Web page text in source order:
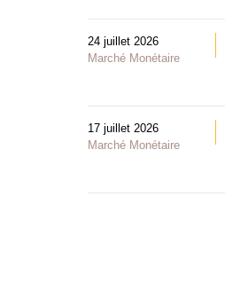
24 juillet 2026
Marché Monétaire
17 juillet 2026
Marché Monétaire